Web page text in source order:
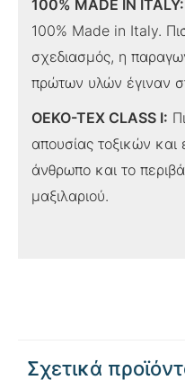
100% MADE IN ITALY:
100% Made in Italy.
σχεδιασμός, η
πρώτων υλών έγιναν
OEKO-TEX CLASS I:
απουσίας τοξικών και
άνθρωπο και το
μαξιλαριού.
Σχετικά